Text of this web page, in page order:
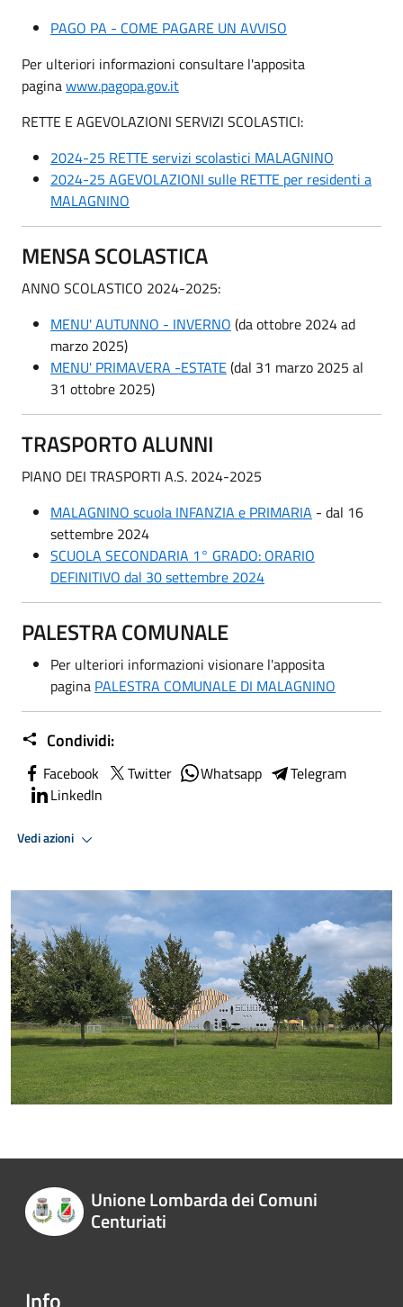
PAGO PA - COME PAGARE UN AVVISO
Per ulteriori informazioni consultare l'apposita
paginawww.pagopa.gov.it
RETTE E AGEVOLAZIONI SERVIZI SCOLASTICI:
2024-25 RETTE servizi scolastici MALAGNINO
2024-25 AGEVOLAZIONI sulle RETTE per residenti a
MALAGNINO
MENSA SCOLASTICA
ANNO SCOLASTICO 2024-2025:
MENU' AUTUNNO - INVERNO (da ottobre 2024 ad
marzo 2025)
MENU' PRIMAVERA -ESTATE(dal 31 marzo 2025 al
31 ottobre 2025)
TRASPORTO ALUNNI
PIANO DEI TRASPORTI A.S. 2024-2025
MALAGNINO scuola INFANZIA e PRIMARIA - dal 16
settembre 2024
SCUOLA SECONDARIA 1° GRADO: ORARIO
DEFINITIVO dal 30 settembre 2024
PALESTRA COMUNALE
Per ulteriori informazioni visionare l'apposita
pagina PALESTRA COMUNALE DI MALAGNINO
Condividi:
Facebook Twitter Whatsapp
Telegram
LinkedIn
Vedi azioni
Unione Lombarda dei Comuni
Centuriati
Info